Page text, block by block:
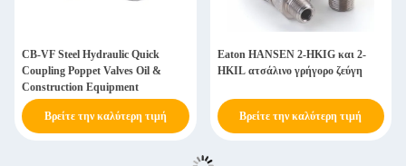
CB-VF Steel Hydraulic Quick
Coupling Poppet Valves Oil &
Construction Equipment
Βρείτε την καλύτερη τιμή
Eaton HANSEN 2-HKIG και 2-
HKIL ατσάλινο γρήγορο ζεύγη
Βρείτε την καλύτερη τιμή